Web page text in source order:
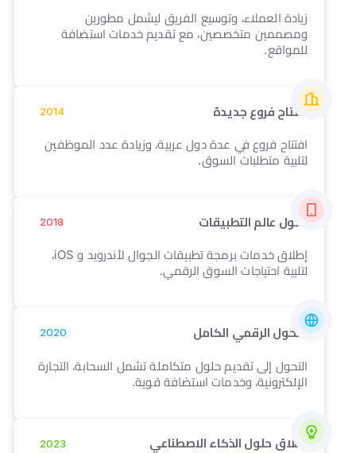
زيادة العملاء، وتوسيع الفريق ليشمل مطورين
ومصممين متخصصين، مع تقديم خدمات استضافة
للمواقع.
افتتاح فروع جديدة 2014
افتتاح فروع في عدة دول عربية، وزيادة عدد الموظفين
لتلبية متطلبات السوق.
2014
دخول عالم التطبيقات 2018
إطلاق خدمات برمجة تطبيقات الجوال لأندرويد و iOS،
لتلبية احتياجات السوق الرقمي.
2018
التحول الرقمي الكامل 2020
التحول إلى تقديم حلول متكاملة تشمل السحابة، التجارة
الإلكترونية، وخدمات استضافة قوية.
2020
إطلاق حلول الذكاء الاصطناعي 2023
2023